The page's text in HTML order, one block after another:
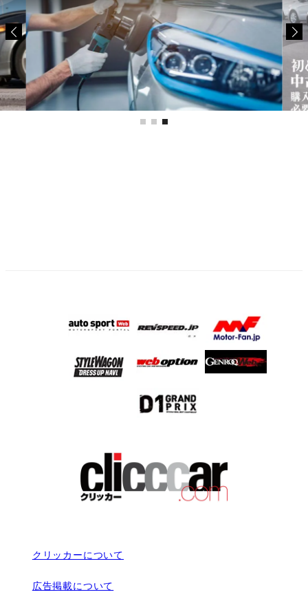
クリッカーについて
広告掲載について